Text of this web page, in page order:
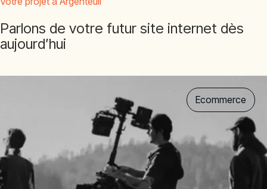
Parlons de votre futur site internet dès
aujourd’hui
Ecommerce